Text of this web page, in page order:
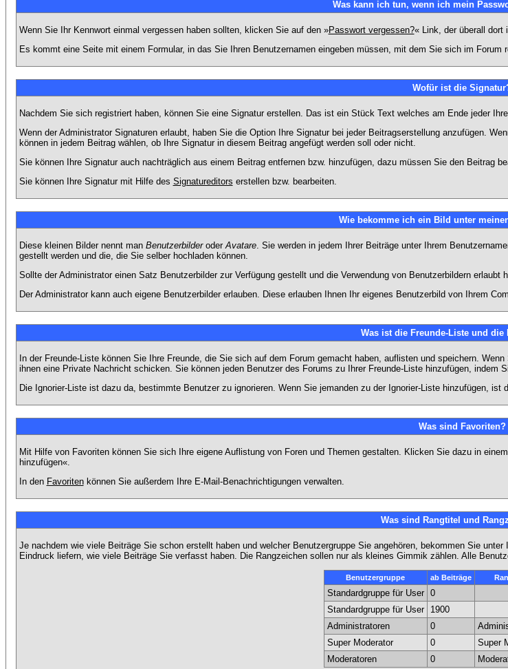
Was kann ich tun, wenn ich mein
Wenn Sie Ihr Kennwort einmal vergessen haben sollten, klicken Sie auf den »Passwort vergessen?« Link, der überall dort
Es kommt eine Seite mit einem Formular, in das Sie Ihren Benutzernamen eingeben müssen, mit dem Sie sich im
Wofür ist die
Nachdem Sie sich registriert haben, können Sie eine Signatur erstellen. Das ist ein Stück Text welches am Ende jeder
Wenn der Administrator Signaturen erlaubt, haben Sie die Option Ihre Signatur bei jeder Beitragserstellung anzufügen.
können in jedem Beitrag wählen, ob Ihre Signatur in diesem Beitrag angefügt werden soll oder nicht.
Sie können Ihre Signatur auch nachträglich aus einem Beitrag entfernen bzw. hinzufügen, dazu müssen Sie den Beitrag
Sie können Ihre Signatur mit Hilfe des Signatureditors erstellen bzw. bearbeiten.
Wie bekomme ich ein Bild unter
Diese kleinen Bilder nennt man BenutzerbilderoderAvatare. Sie werden in jedem Ihrer Beiträge unter Ihrem
gestellt werden und die, die Sie selber hochladen können.
Sollte der Administrator einen Satz Benutzerbilder zur Verfügung gestellt und die Verwendung von Benutzerbildern
Der Administrator kann auch eigene Benutzerbilder erlauben. Diese erlauben Ihnen Ihr eigenes Benutzerbild von Ihrem
Was ist die Freunde-Liste und
In der Freunde-Liste können Sie Ihre Freunde, die Sie sich auf dem Forum gemacht haben, auflisten und speichern. Wenn
ihnen eine Private Nachricht schicken. Sie können jeden Benutzer des Forums zu Ihrer Freunde-Liste hinzufügen, indem
Die Ignorier-Liste ist dazu da, bestimmte Benutzer zu ignorieren. Wenn Sie jemanden zu der Ignorier-Liste hinzufügen,
Was sind Favoriten?
Mit Hilfe von Favoriten können Sie sich Ihre eigene Auflistung von Foren und Themen gestalten. Klicken Sie dazu in
hinzufügen«.
In den Favoritenkönnen Sie außerdem Ihre E-Mail-Benachrichtigungen verwalten.
Was sind Rangtitel und
Je nachdem wie viele Beiträge Sie schon erstellt haben und welcher Benutzergruppe Sie angehören, bekommen Sie
Eindruck liefern, wie viele Beiträge Sie verfasst haben. Die Rangzeichen sollen nur als kleines Gimmik zählen. Alle
Benutzergruppe ab Beiträge
Standardgruppe für User
0
Standardgruppe für User
1900
Administratoren
0
Super Moderator
0
Super
Moderatoren
0